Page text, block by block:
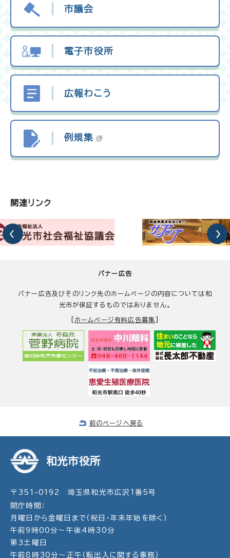
市議会
電子市役所
広報わこう
例規集
関連リンク
バナー広告
バナー広告及びそのリンク先のホームページの内容については和
光市が保証するものではありません。
ホームページ有料広告募集
前のページへ戻る
和光市役所
〒351-0192 埼玉県和光市広沢1番5号
開庁時間：
月曜日から金曜日まで（祝日・年末年始を除く）
午前9時00分～午後4時30分
第3土曜日
午前8時30分～正午（転出入に関する事務）